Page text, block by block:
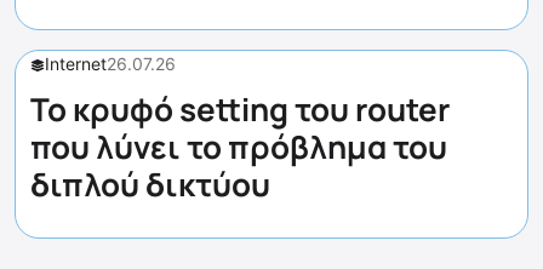
Internet26.07.26
Το κρυφό setting του router
που λύνει το πρόβλημα του
διπλού δικτύου